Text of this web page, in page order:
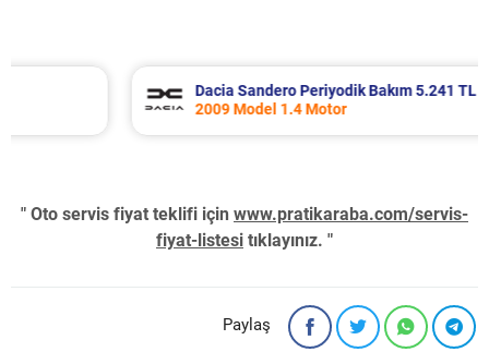
Dacia Sandero Periyodik Bakım 5.241 TL
2009 Model 1.4 Motor
" Oto servis fiyat teklifi için www.pratikaraba.com/servis-
fiyat-listesi tıklayınız. "
Paylaş